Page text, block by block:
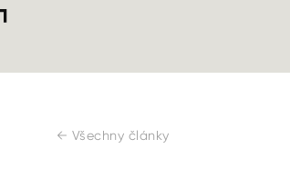
← Všechny články